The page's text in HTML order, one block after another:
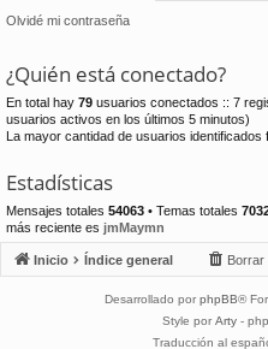
Olvidé mi contraseña
¿Quién está conectado?
En total hay 79 usuarios conectados :: 7
usuarios activos en los últimos 5 minutos)
La mayor cantidad de usuarios identificados
Estadísticas
Mensajes totales 54063 • Temas totales
más reciente es jmMaymn
Inicio Índice general Borrar
Desarrollado por phpBB®
Style por Arty -
Traducción al